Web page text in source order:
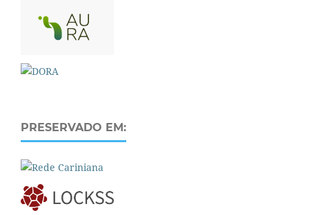
PRESERVADO EM: